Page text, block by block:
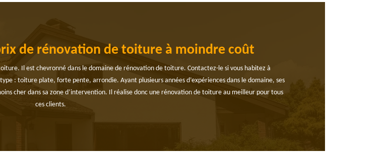
de rénovation de toiture à moindre coût
Il est chevronné dans le domaine de rénovation de toiture. Contactez-le si vous habitez à
: toiture plate, forte pente, arrondie. Ayant plusieurs années d’expériences dans le domaine, ses
cher dans sa zone d’intervention. Il réalise donc une rénovation de toiture au meilleur pour tous
ces clients.